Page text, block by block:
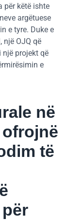
për këtë ishte
argëtuese
e tyre. Duke e
një OJQ që
një projekt që
e
në
të